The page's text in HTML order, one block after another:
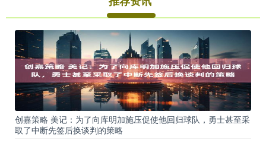
创嘉策略 美记：为了向库明加施压促使他回归球队，勇士甚至采
取了中断先签后换谈判的策略